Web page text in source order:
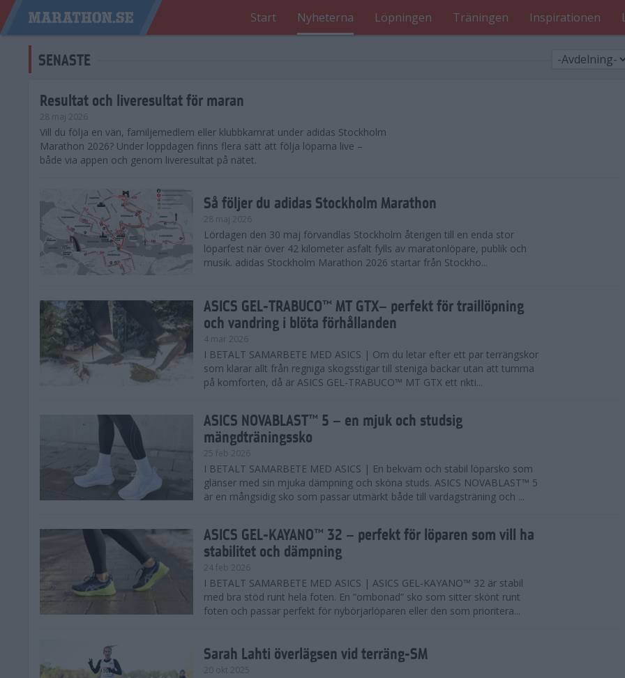
Start Nyheterna Löpningen Träningen Inspirationen
SENASTE
Resultat och liveresultat för maran
28 maj 2026
​Vill du följa en vän, familjemedlem eller klubbkamrat under adidas Stockholm
Marathon 2026? Under loppdagen finns flera sätt att följa löparna live –
både via appen och genom liveresultat på nätet.
Så följer du adidas Stockholm Marathon
28 maj 2026
Lördagen den 30 maj förvandlas Stockholm återigen till en enda stor
löparfest när över 42 kilometer asfalt fylls av maratonlöpare, publik och
musik. adidas Stockholm Marathon 2026 startar från Stockho...
ASICS GEL-TRABUCO™ MT GTX– perfekt för traillöpning
och vandring i blöta förhållanden
4 mar 2026
I BETALT SAMARBETE MED ASICS | Om du letar efter ett par terrängskor
som klarar allt från regniga skogsstigar till steniga backar utan att tumma
på komforten, då är ASICS GEL-TRABUCO™ MT GTX ett rikti...
ASICS NOVABLAST™ 5 – en mjuk och studsig
mängdträningssko
25 feb 2026
I BETALT SAMARBETE MED ASICS | En bekväm och stabil löparsko som
glänser med sin mjuka dämpning och sköna studs. ASICS NOVABLAST™ 5
är en mångsidig sko som passar utmärkt både till vardagsträning och ...
ASICS GEL-KAYANO™ 32 – perfekt för löparen som vill ha
stabilitet och dämpning
24 feb 2026
I BETALT SAMARBETE MED ASICS | ASICS GEL-KAYANO™ 32 är stabil
med bra stöd runt hela foten. En ”ombonad” sko som sitter skönt runt
foten och passar perfekt för nybörjarlöparen eller den som prioritera...
Sarah Lahti överlägsen vid terräng-SM
20 okt 2025